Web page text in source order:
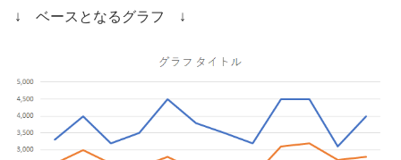
↓ ベースとなるグラフ ↓